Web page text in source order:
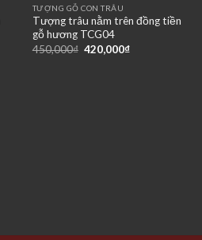
TƯỢNG GỖ CON TRÂU
Tượng trâu nằm trên đồng tiền
gỗ hương TCG04
450,000₫ Giá
420,000₫Giá